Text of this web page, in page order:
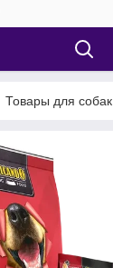
Товары для собак